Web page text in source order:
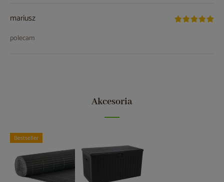
mariusz
polecam
Akcesoria
Bestseller